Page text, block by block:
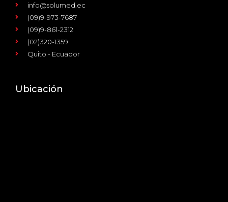
info@solumed.ec
(09)9-973-7687
(09)9-861-2312
(02)320-1359
Quito - Ecuador
Ubicación